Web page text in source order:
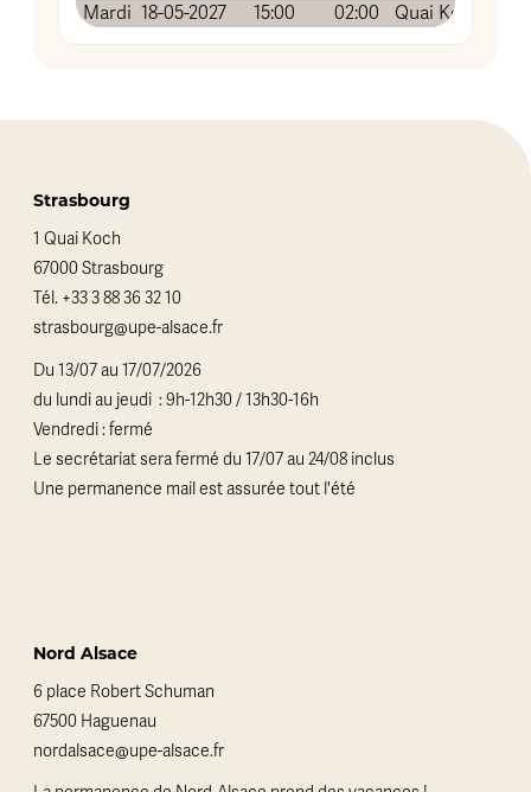
Mardi 18-05-2027 15:00 02:00 Quai Koch
Strasbourg
1 Quai Koch
67000 Strasbourg
Tél. +33 3 88 36 32 10
strasbourg@upe-alsace.fr
Du 13/07 au 17/07/2026
du lundi au jeudi : 9h-12h30 / 13h30-16h
Vendredi : fermé
Le secrétariat sera fermé du 17/07 au 24/08 inclus
Une permanence mail est assurée tout l'été
Nord Alsace
6 place Robert Schuman
67500 Haguenau
nordalsace@upe-alsace.fr